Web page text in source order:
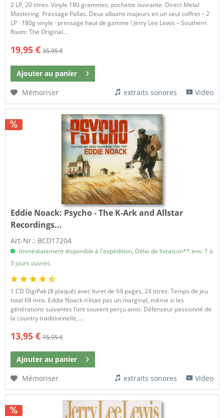
2 LP, 20 titres. Vinyle 180 grammes, pochette ouvrante. Direct Metal
Mastering. Pressage Pallas. Deux albums majeurs en un seul coffret – 2
LP · 180g vinyle · pressage haut de gamme ! Jerry Lee Lewis – Southern
Roots: The Original...
19,95 € 35,95 €
Ajouter au panier
Mémoriser
extraits sonores Video
Eddie Noack: Psycho - The K-Ark and Allstar
Recordings...
Art-Nr.: BCD17204
Immédiatement disponible à l'expédition, Délai de livraison** env. 1 à
3 jours ouvrés.
1 CD DigiPak (8 plaqué) avec livret de 64 pages, 24 titres. Temps de jeu
total 68 mns. Eddie Noack n’était pas un marginal, même si les
générations suivantes l’ont souvent perçu ainsi. Défenseur passionné de
la country traditionnelle,...
13,95 € 15,95 €
Ajouter au panier
Mémoriser
extraits sonores Video